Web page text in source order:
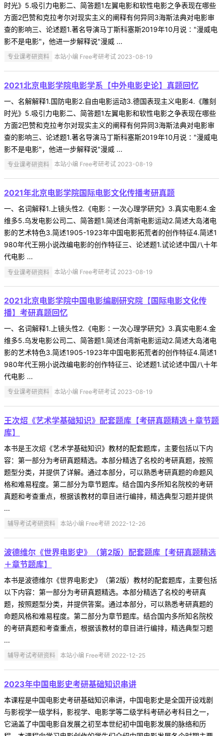
时光》5.吸引力电影二、简答题1左翼电影和软性电影之争表现在哪些
方面2巴赞和克拉考尔对现实主义的阐释有何异同3海斯法典对电影审
查的影响三、论述题1.著名导演马丁斯科塞斯2019年10月说∶"漫威电
影不是电影"，他进一步解释说"漫威 ...
专业课考研资料 本站小编 Free考研考试 2023-08-19
2021北京电影学院电影学系【中外电影史论】真题回忆
一、名解解释1.国防电影2.自由电影运动3.德国表现主义电影4.《雕刻
时光》5.吸引力电影二、简答题1左翼电影和软性电影之争表现在哪些
方面2巴赞和克拉考尔对现实主义的阐释有何异同3海斯法典对电影审
查的影响三、论述题1.著名导演马丁斯科塞斯2019年10月说∶"漫威电
影不是电影"，他进一步解释说"漫威 ...
专业课考研资料 本站小编 Free考研考试 2023-08-19
2021年北京电影学院国际电影文化传播考研真题
一、名词解释1.上镜头性2.《电影∶一次心理学研究》3.真实电影4.金
维多5.乌发电影公司二、简答题1.简述台湾新电影运动2.简述大岛渚电
影的艺术特色3.简述1905-1923年中国电影拓荒者的创作特征4.简述1
980年代王朔小说改编电影的创作特征三、论述题1.试论述中国八十年
代电影 ...
专业课考研资料 本站小编 Free考研考试 2023-08-19
2021北京电影学院中国电影编剧研究院【国际电影文化传
播】考研真题回忆
一、名词解释1.上镜头性2.《电影∶一次心理学研究》3.真实电影4.金
维多5.乌发电影公司二、简答题1.简述台湾新电影运动2.简述大岛渚电
影的艺术特色3.简述1905-1923年中国电影拓荒者的创作特征4.简述1
980年代王朔小说改编电影的创作特征三、论述题1.试论述中国八十年
代电影 ...
专业课考研资料 本站小编 Free考研考试 2023-08-19
王次炤《艺术学基础知识》配套题库【考研真题精选＋章节题
库】
本书是王次炤《艺术学基础知识》教材的配套题库，主要包括以下内
容：第一部分为考研真题精选。本部分精选了名校的考研真题，按照
题型分类，并提供了详解。通过本部分，可以熟悉考研真题的命题风
格和难易程度。第二部分为章节题库。结合国内多所知名院校的考研
真题和考查重点，根据该教材的章目进行编排，精选典型习题并提供
...
辅导考试考研资料 本站小编 Free考研 2022-12-26
波德维尔《世界电影史》（第2版）配套题库【考研真题精选
＋章节题库】
本书是波德维尔《世界电影史》（第2版）教材的配套题库，主要包括
以下内容：第一部分为考研真题精选。本部分精选了名校的考研真
题，按照题型分类，并提供答案。通过本部分，可以熟悉考研真题的
命题风格和难易程度。第二部分为章节题库。结合国内多所知名院校
的考研真题和考查重点，根据该教材的章目进行编排，精选典型习题
...
辅导考试考研资料 本站小编 Free考研 2022-12-25
2023年中国电影史考研基础知识串讲
本课程是中国电影史考研基础知识串讲，中国电影史是全国开设戏剧
与影视学一级学科，影视学、电影学等二级学科考研必考科目之一，
它涵盖了中国电影自发展之初至本世纪初中国电影发展的脉络和历